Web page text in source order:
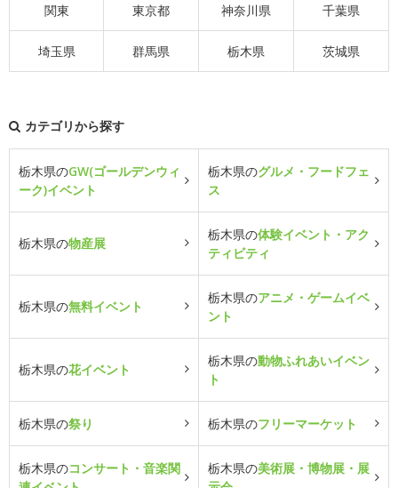
関東 東京都 神奈川県 千葉県
埼玉県 群馬県 栃木県 茨城県
カテゴリから探す
栃木県のGW(ゴールデンウィ
ーク)イベント
栃木県のグルメ・フードフェ
ス
栃木県の物産展
栃木県の体験イベント・アク
ティビティ
栃木県の無料イベント
栃木県のアニメ・ゲームイベ
ント
栃木県の花イベント
栃木県の動物ふれあいイベン
ト
栃木県の祭り 栃木県のフリーマーケット
栃木県のコンサート・音楽関
栃木県の美術展・博物展・展